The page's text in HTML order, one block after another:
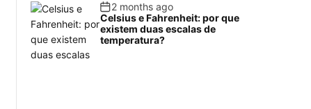
2 months ago
Celsius e Fahrenheit: por que
existem duas escalas de
temperatura?